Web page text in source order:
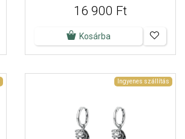
16 900 Ft
Kosárba
Ingyenes szállítás